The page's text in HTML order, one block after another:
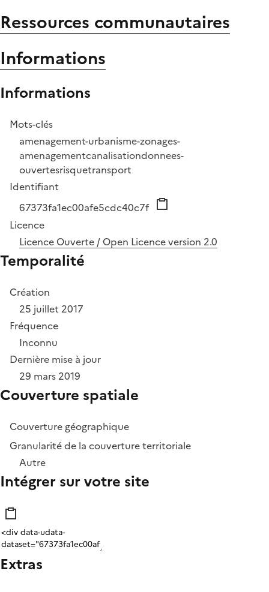
Ressources communautaires
Informations
Informations
Mots-clés
amenagement-urbanisme-zonages-
amenagementcanalisationdonnees-
ouvertesrisquetransport
Identifiant
67373fa1ec00afe5cdc40c7f
Licence
Licence Ouverte / Open Licence version 2.0
Temporalité
Création
25 juillet 2017
Fréquence
Inconnu
Dernière mise à jour
29 mars 2019
Couverture spatiale
Couverture géographique
Granularité de la couverture territoriale
Autre
Intégrer sur votre site
Extras